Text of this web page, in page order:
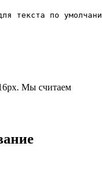
текста по
Мы считаем